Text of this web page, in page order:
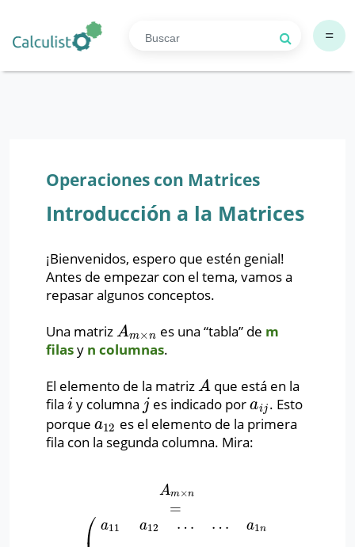
=
Operaciones con Matrices
Introducción a la Matrices
¡Bienvenidos, espero que estén genial!
Antes de empezar con el tema, vamos a
repasar algunos conceptos.
Una matriz Am×n
Am×n es una “tabla” de m
filasy n columnas.
El elemento de la matriz A
A que está en la
fila i
i y columna j
j es indicado poraij
aij . Esto
porque a12
a12 es el elemento de la primera
fila con la segunda columna. Mira:
Am×n
=
⎛ a11 a12
…
… a1n
1na21a